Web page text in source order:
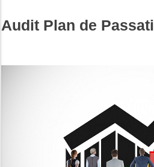
Audit Plan de